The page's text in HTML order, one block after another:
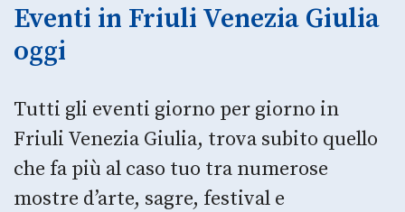
Eventi in Friuli Venezia Giulia
oggi
Tutti gli eventi giorno per giorno in
Friuli Venezia Giulia, trova subito quello
che fa più al caso tuo tra numerose
mostre d’arte, sagre, festival e